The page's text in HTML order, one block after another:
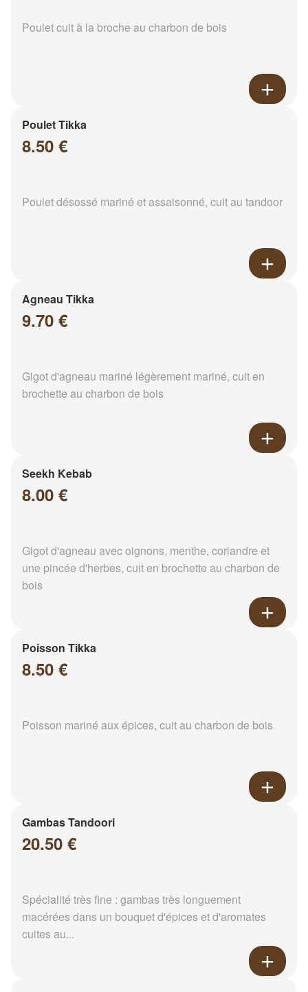
Poulet cuit à la broche au charbon de bois
Poulet Tikka
8.50 €
Poulet désossé mariné et assaisonné, cuit au tandoor
Agneau Tikka
9.70 €
Gigot d'agneau mariné légèrement mariné, cuit en
brochette au charbon de bois
Seekh Kebab
8.00 €
Gigot d'agneau avec oignons, menthe, coriandre et
une pincée d'herbes, cuit en brochette au charbon de
bois
Poisson Tikka
8.50 €
Poisson mariné aux épices, cuit au charbon de bois
Gambas Tandoori
20.50 €
Spécialité très fine : gambas très longuement
macérées dans un bouquet d'épices et d'aromates
cuites au...